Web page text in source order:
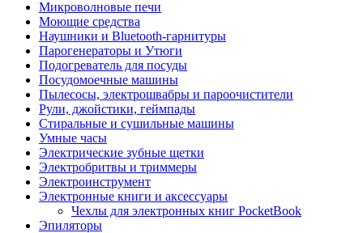
Микроволновые печи
Моющие средства
Наушники и Bluetooth-гарнитуры
Парогенераторы и Утюги
Подогреватель для посуды
Посудомоечные машины
Пылесосы, электрошвабры и пароочистители
Рули, джойстики, геймпады
Стиральные и сушильные машины
Умные часы
Электрические зубные щетки
Электробритвы и триммеры
Электроинструмент
Электронные книги и аксессуары
Чехлы для электронных книг PocketBook
Эпиляторы